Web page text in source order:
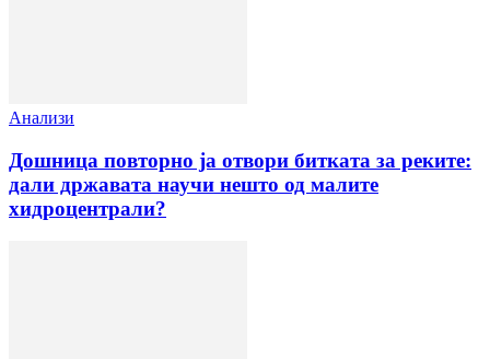
Анализи
Дошница повторно ја отвори битката за реките:
дали државата научи нешто од малите
хидроцентрали?